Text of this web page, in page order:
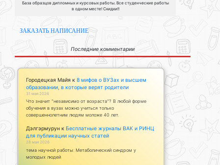
База образцов дипломных и курсовых работы. Все студенческие работы
в одном месте! Скидки!!
ЗАКАЗАТЬ НАПИСАНИЕ
Последние комментарии
Городецкая Майя к 8 мифов о ВУЗах и высшем
образовании, в которые верят родители
31 мая 2026
Что значит "независимо от возраста"? В любой форме
обучения в вузах можно учиться только
совершеннолетним людям моложе 40 лет.
Дэлгэрмурун к Бесплатные журналы ВАК и РИНЦ
для публикации научных статей
28 мая 2026
тема научной работы: Метаболический синдром у
молодых людей